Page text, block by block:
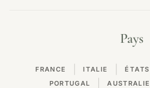
Pays
FRANCE ITALIE
PORTUGAL AUSTRALIE